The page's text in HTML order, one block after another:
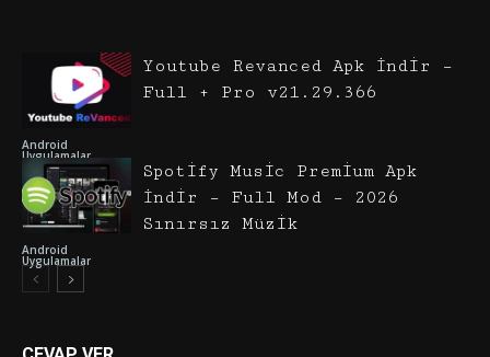
Android
Uygulamalar
Youtube Revanced Apk İndir –
Full + Pro v21.29.366
Android
Uygulamalar
Spotify Music Premium Apk
İndir – Full Mod – 2026
Sınırsız Müzik